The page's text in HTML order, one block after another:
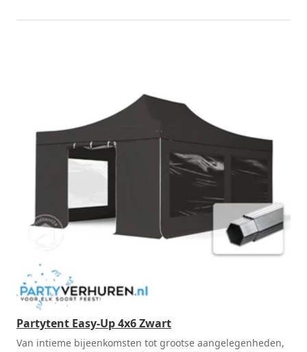
Partytent Easy-Up 4x6 Zwart
Van intieme bijeenkomsten tot grootse aangelegenheden,